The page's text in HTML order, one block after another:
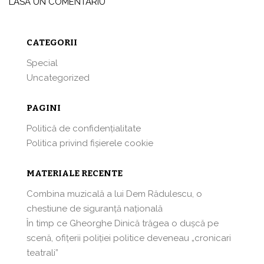
CATEGORII
Special
Uncategorized
PAGINI
Politică de confidențialitate
Politica privind fișierele cookie
MATERIALE RECENTE
Combina muzicală a lui Dem Rădulescu, o
chestiune de siguranță națională
În timp ce Gheorghe Dinică trăgea o dușcă pe
scenă, ofițerii poliției politice deveneau „cronicari
teatrali”